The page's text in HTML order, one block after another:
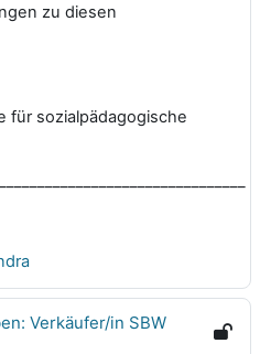
zu diesen
für sozialpädagogische
Verkäufer/in SBW